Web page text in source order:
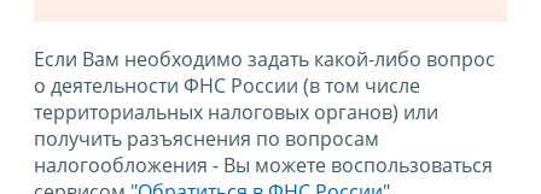
Если Вам необходимо задать какой-либо вопрос
о деятельности ФНС России (в том числе
территориальных налоговых органов) или
получить разъяснения по вопросам
налогообложения - Вы можете воспользоваться